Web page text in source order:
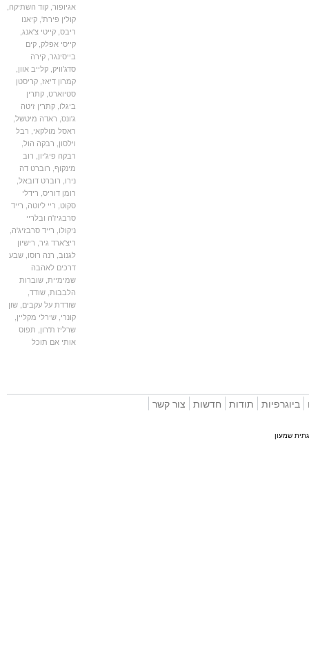
אגיופור,קוד השתיקה,
קולין פירת',קיאנו
ריבס,קייטי צ'אנג,
קייסי אפלק,קים
בייסינגר,קירה
סדג'וויק,קלייב אוון,
קמרון דיאז ,קריסטן
סטיוארט,קתרין
ביגלו,קתרין זיטה
,ראדה מיטשל,
ראסל מולקאי,רבל
וילסון,רבקה הול
רבקה פיג'יון,רוב
מינקוף,רוברט דה
,רוברט דובאל,
רומן דוריס,רידלי
סקוט,ריי ליוטה,רייד
סרבגיז'ה ובלריי
ניקולו,רייד סרבזיג'ה,
ריצ'ארד גיר, רישיון
לגנוב,רנה רוסו ,שבע
דרכים לאהבה
שמימיית,שוברות
הלבבות,שודד,
שודדת על עקבים,שון
קונרי,שירלי מקליין,
שרליז ת'רון,תפוס
אותי אם תוכל
תודות חדשות צור קשר
שמעון